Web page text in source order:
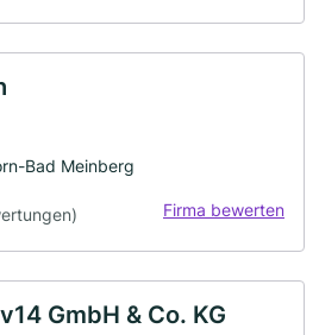
Bad Meinberg
Firma bewerten
GmbH & Co. KG